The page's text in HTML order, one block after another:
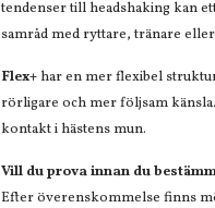
tendenser till headshaking kan
samråd med ryttare, tränare
Flex+ har en mer flexibel
rörligare och mer följsam
kontakt i hästens mun.
Vill du prova innan du
Efter överenskommelse finns